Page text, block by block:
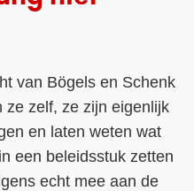
van Bögels en Schenk
ze zelf, ze zijn eigenlijk
en laten weten wat
een beleidsstuk zetten
echt mee aan de